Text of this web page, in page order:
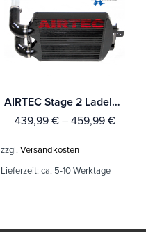
AIRTEC Stage 2 Ladeluftkühler für Fiesta Mk7 1.0 EcoBoost
439,99 €– 459,99 €
zzgl. Versandkosten
Lieferzeit: ca. 5-10 Werktage